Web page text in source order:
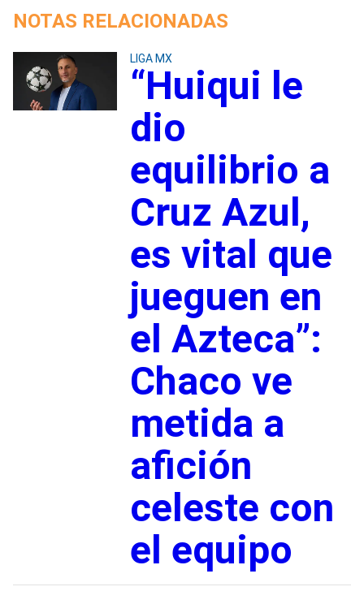
NOTAS RELACIONADAS
LIGA MX
“Huiqui le
dio
equilibrio a
Cruz Azul,
es vital que
jueguen en
el Azteca”:
Chaco ve
metida a
afición
celeste con
el equipo